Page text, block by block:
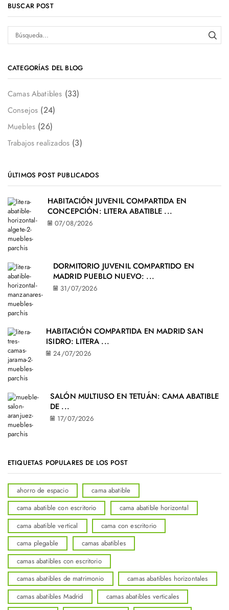
BUSCAR POST
CATEGORÍAS DEL BLOG
Camas Abatibles (33)
Consejos (24)
Muebles (26)
Trabajos realizados (3)
ÚLTIMOS POST PUBLICADOS
HABITACIÓN JUVENIL COMPARTIDA EN
CONCEPCIÓN: LITERA ABATIBLE ...
07/08/2026
DORMITORIO JUVENIL COMPARTIDO EN
MADRID PUEBLO NUEVO: ...
31/07/2026
HABITACIÓN COMPARTIDA EN MADRID SAN
ISIDRO: LITERA ...
24/07/2026
SALÓN MULTIUSO EN TETUÁN: CAMA ABATIBLE
DE ...
17/07/2026
ETIQUETAS POPULARES DE LOS POST
ahorro de espacio
cama abatible
cama abatible con escritorio
cama abatible horizontal
cama abatible vertical
cama con escritorio
cama plegable
camas abatibles
camas abatibles con escritorio
camas abatibles de matrimonio
camas abatibles horizontales
camas abatibles Madrid
camas abatibles verticales